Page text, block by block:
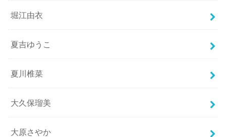
堀江由衣
夏吉ゆうこ
夏川椎菜
大久保瑠美
大原さやか